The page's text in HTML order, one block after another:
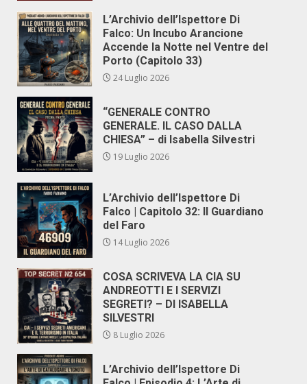
L’Archivio dell’Ispettore Di
Falco: Un Incubo Arancione
Accende la Notte nel Ventre del
Porto (Capitolo 33)
24 Luglio 2026
“GENERALE CONTRO
GENERALE. IL CASO DALLA
CHIESA” – di Isabella Silvestri
19 Luglio 2026
L’Archivio dell’Ispettore Di
Falco | Capitolo 32: Il Guardiano
del Faro
14 Luglio 2026
COSA SCRIVEVA LA CIA SU
ANDREOTTI E I SERVIZI
SEGRETI? – DI ISABELLA
SILVESTRI
8 Luglio 2026
L’Archivio dell’Ispettore Di